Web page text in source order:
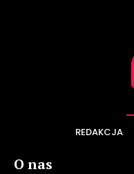
REDAKCJA
O nas